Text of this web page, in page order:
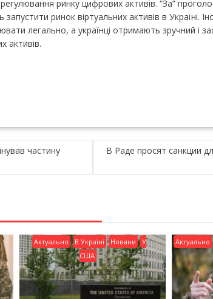
ринку цифрових активів. “За”
ринок віртуальних активів в Україні.
легально, а українці отримають зручний і
активів.
частину
В Раде просят санкции
Актуально В Україні Новини
У
США
Актуально